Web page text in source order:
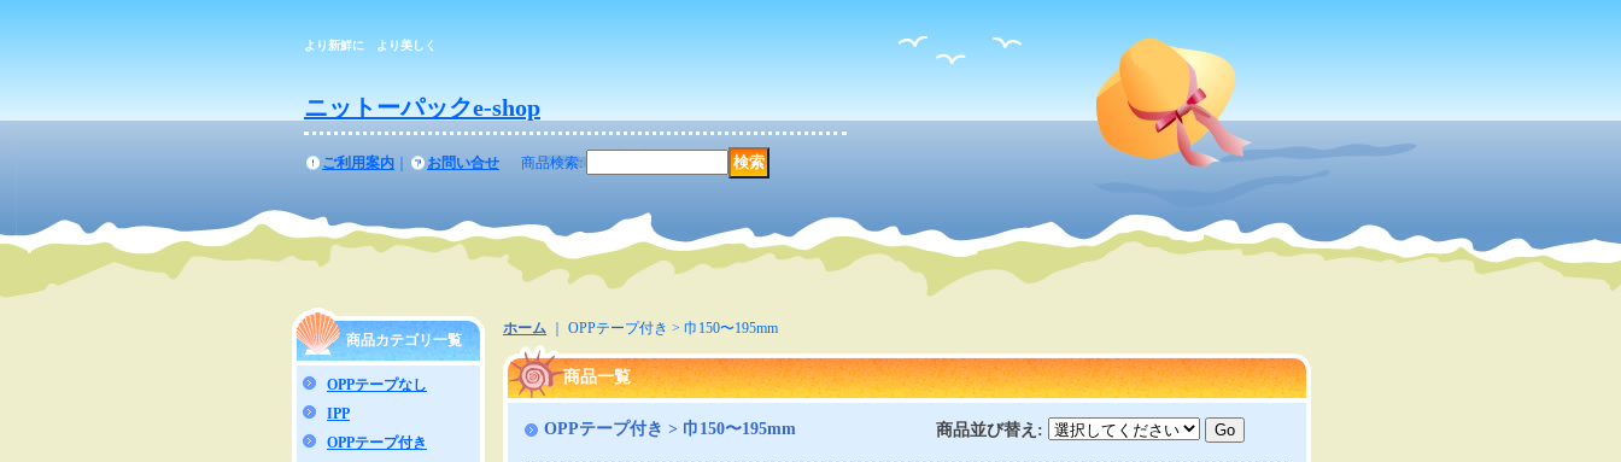
より新鮮に より美しく
ニットーパックe-shop
ご利用案内 お問い合せ 商品検索:
商品カテゴリ一覧
OPPテープなし
IPP
OPPテープ付き
ホーム OPPテープ付き > 巾150〜195mm
商品一覧
OPPテープ付き > 巾150〜195mm 商品並び替え :